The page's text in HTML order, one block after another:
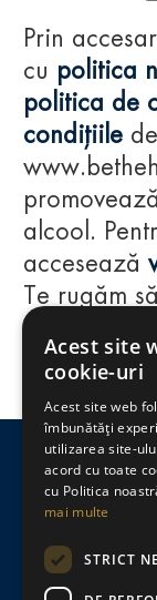
consumă-
Politica
Prin
cu politica
politica de
condițiile
alcool.
accesează
Te rugăm
acestui
împlinit
Acest site
cookie-uri
Acest site web
îmbunătăți
utilizarea site-
acord cu toate
cu Politica
mai multe
STRICT